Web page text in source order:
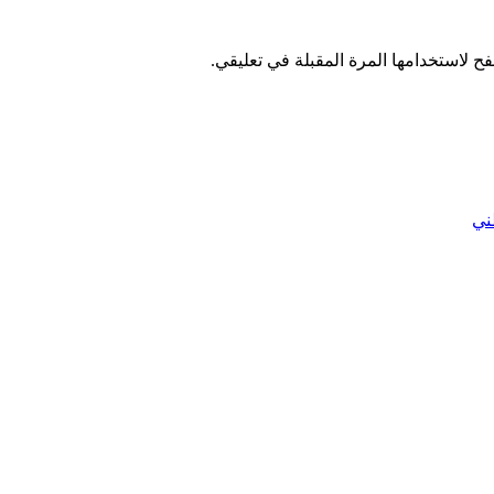
لاستخدامها المرة المقبلة في تعليقي.